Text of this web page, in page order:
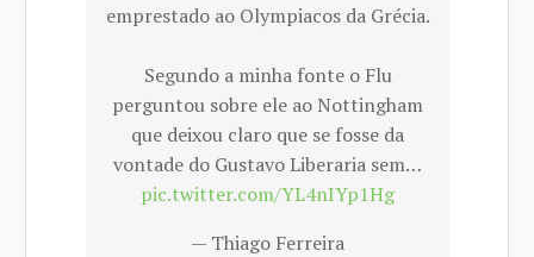
emprestado ao Olympiacos da Grécia.
Segundo a minha fonte o Flu
perguntou sobre ele ao Nottingham
que deixou claro que se fosse da
vontade do Gustavo Liberaria sem…
pic.twitter.com/YL4nIYp1Hg
— Thiago Ferreira